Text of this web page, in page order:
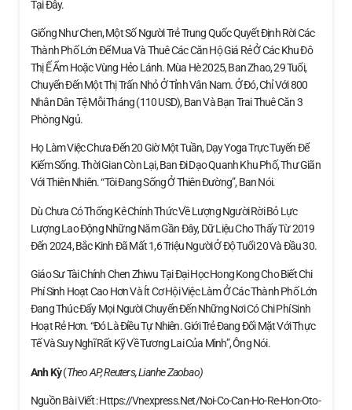
Tại Đây.
Giống Như Chen, Một Số Người Trẻ Trung Quốc Quyết Định Rời Các
Thành Phố Lớn Để Mua Và Thuê Các Căn Hộ Giá Rẻ Ở Các Khu Đô
Thị Ế Ẩm Hoặc Vùng Hẻo Lánh. Mùa Hè 2025, Ban Zhao, 29 Tuổi,
Chuyển Đến Một Thị Trấn Nhỏ Ở Tỉnh Vân Nam. Ở Đó, Chỉ Với 800
Nhân Dân Tệ Mỗi Tháng (110 USD), Ban Và Bạn Trai Thuê Căn 3
Phòng Ngủ.
Họ Làm Việc Chưa Đến 20 Giờ Một Tuần, Dạy Yoga Trực Tuyến Để
Kiếm Sống. Thời Gian Còn Lại, Ban Đi Dạo Quanh Khu Phố, Thư Giãn
Với Thiên Nhiên. “Tôi Đang Sống Ở Thiên Đường”, Ban Nói.
Dù Chưa Có Thống Kê Chính Thức Về Lượng Người Rời Bỏ Lực
Lượng Lao Động Những Năm Gần Đây, Dữ Liệu Cho Thấy Từ 2019
Đến 2024, Bắc Kinh Đã Mất 1,6 Triệu Người Ở Độ Tuổi 20 Và Đầu 30.
Giáo Sư Tài Chính Chen Zhiwu Tại Đại Học Hong Kong Cho Biết Chi
Phí Sinh Hoạt Cao Hơn Và Ít Cơ Hội Việc Làm Ở Các Thành Phố Lớn
Đang Thúc Đẩy Mọi Người Chuyển Đến Những Nơi Có Chi Phí Sinh
Hoạt Rẻ Hơn. “Đó Là Điều Tự Nhiên. Giới Trẻ Đang Đối Mặt Với Thực
Tế Và Suy Nghĩ Rất Kỹ Về Tương Lai Của Mình”, Ông Nói.
Anh Kỳ(Theo AP, Reuters, Lianhe Zaobao)
Nguồn Bài Viết : Https://vnexpress.net/noi-Co-Can-Ho-Re-Hon-Oto-